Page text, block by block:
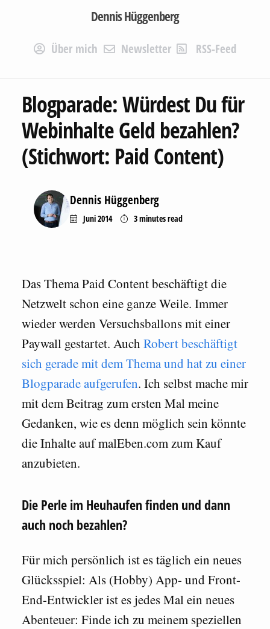
Dennis Hüggenberg
Über mich Newsletter RSS-Feed
Blogparade: Würdest Du für
Webinhalte Geld bezahlen?
(Stichwort: Paid Content)
Dennis Hüggenberg
Juni 2014 3 minutesread
Das Thema Paid Content beschäftigt die
Netzwelt schon eine ganze Weile. Immer
wieder werden Versuchsballons mit einer
Paywall gestartet. Auch Robert beschäftigt
sich gerade mit dem Thema und hat zu einer
Blogparade aufgerufen. Ich selbst mache mir
mit dem Beitrag zum ersten Mal meine
Gedanken, wie es denn möglich sein könnte
die Inhalte auf malEben.com zum Kauf
anzubieten.
Die Perle im Heuhaufen finden und dann
auch noch bezahlen?
Für mich persönlich ist es täglich ein neues
Glücksspiel: Als (Hobby) App- und Front-
End-Entwickler ist es jedes Mal ein neues
Abenteuer: Finde ich zu meinem speziellen